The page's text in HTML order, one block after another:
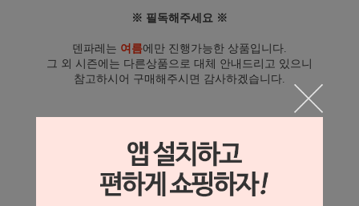
※ 필독해주세요 ※
덴파레는 여름에만 진행가능한 상품입니다.
그 외 시즌에는 다른상품으로 대체 안내드리고 있으니
참고하시어 구매해주시면 감사하겠습니다.